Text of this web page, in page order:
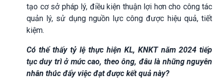
tạo cơ sở pháp lý, điều kiện thuận lợi hơn cho công tác
quản lý, sử dụng nguồn lực công được hiệu quả, tiết
kiệm.
Có thể thấy tỷ lệ thực hiện KL, KNKT năm 2024 tiếp
tục duy trì ở mức cao, theo ông, đâu là những nguyên
nhân thúc đẩy việc đạt được kết quả này?